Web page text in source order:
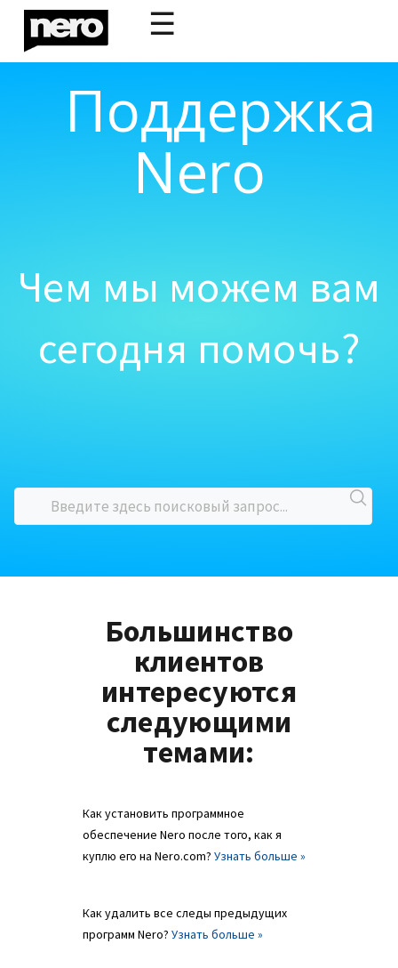
☰
Поддержка
Nero
Чем мы можем вам
сегодня помочь?
Большинство
клиентов
интересуются
следующими
темами:
Как установить программное
обеспечение Nero после того, как я
куплю его на Nero.com? Узнать больше »
Как удалить все следы предыдущих
программ Nero? Узнать больше »